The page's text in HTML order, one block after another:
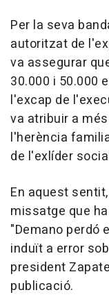
Per la seva
autoritzat de
va assegurar
30.000 i 50.000
l'excap de
va atribuir a
l'herència
de l'exlíder
En aquest
missatge que
"Demano perdó
induït a error
president
publicació.